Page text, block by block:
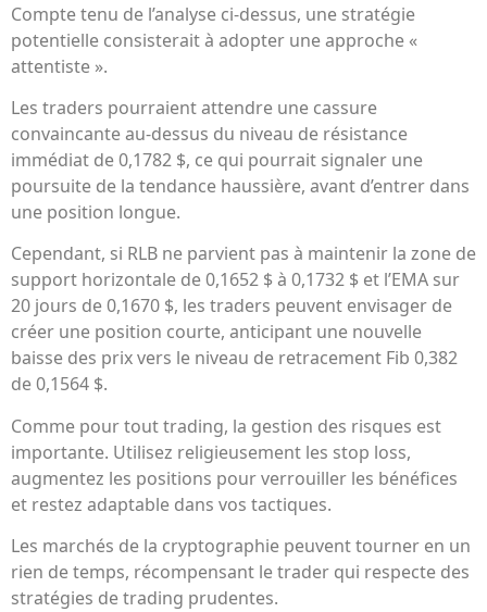
Compte tenu de l’analyse ci-dessus, une stratégie
potentielle consisterait à adopter une approche «
attentiste ».
Les traders pourraient attendre une cassure
convaincante au-dessus du niveau de résistance
immédiat de 0,1782 $, ce qui pourrait signaler une
poursuite de la tendance haussière, avant d’entrer dans
une position longue.
Cependant, si RLB ne parvient pas à maintenir la zone de
support horizontale de 0,1652 $ à 0,1732 $ et l’EMA sur
20 jours de 0,1670 $, les traders peuvent envisager de
créer une position courte, anticipant une nouvelle
baisse des prix vers le niveau de retracement Fib 0,382
de 0,1564 $.
Comme pour tout trading, la gestion des risques est
importante. Utilisez religieusement les stop loss,
augmentez les positions pour verrouiller les bénéfices
et restez adaptable dans vos tactiques.
Les marchés de la cryptographie peuvent tourner en un
rien de temps, récompensant le trader qui respecte des
stratégies de trading prudentes.